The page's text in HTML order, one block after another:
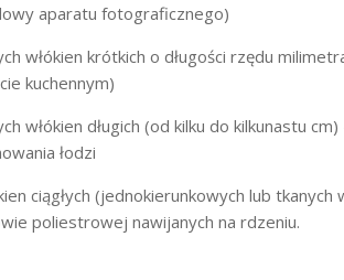
aparatu fotograficznego)
włókien krótkich o długości rzędu
kuchennym)
włókien długich (od kilku do kilkunastu
łodzi
ciągłych (jednokierunkowych lub
poliestrowej nawijanych na rdzeniu.